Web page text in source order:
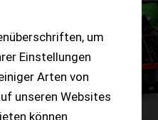
um
Einstellungen
Arten von
unseren Websites
können.